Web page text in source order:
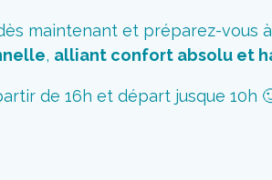
maintenant et préparez-vous
, alliant confort absolu et
de 16h et départ jusque 10h